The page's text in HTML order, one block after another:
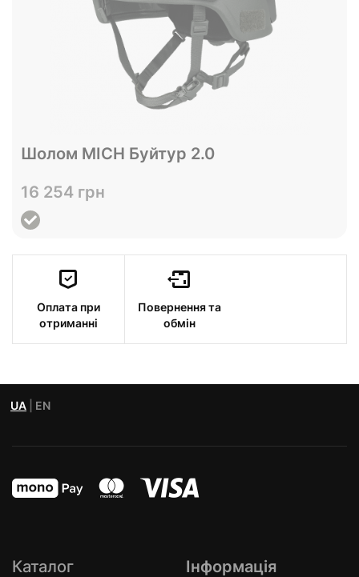
Шолом MICH Буйтур 2.0
16 254 грн
Оплата при
отриманні
Повернення та
обмін
UA EN
Каталог Інформація